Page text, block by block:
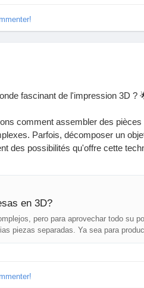
incontournable pour vos projets
alcohol-isopropilico-
fascinant de l'impression 3D ?
comment assembler des
Parfois, décomposer un
des possibilités qu'offre cette
grands ou pour combiner
créative !
découvert que chaque projet n'est
d'innover. Alors, n’hésitez pas à
es/guia-ensamblar-
#Technologie
en 3D?
pero para aprovechar todo su
piezas separadas. Ya sea para
ensamblar dive